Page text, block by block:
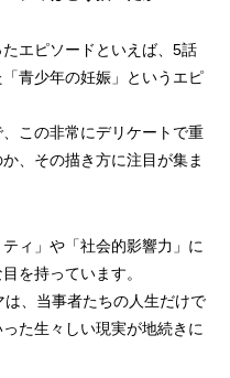
たエピソードといえば、5話
青少年の妊娠」というエピ
この非常にデリケートで重
、その描き方に注目が集ま
ィ」や「社会的影響力」に
を持っています。
、当事者たちの人生だけで
た生々しい現実が地続きに